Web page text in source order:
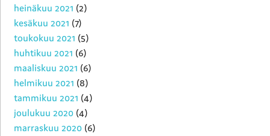
heinäkuu 2021 (2)
kesäkuu 2021 (7)
toukokuu 2021 (5)
huhtikuu 2021 (6)
maaliskuu 2021 (6)
helmikuu 2021 (8)
tammikuu 2021 (4)
joulukuu 2020 (4)
marraskuu 2020 (6)